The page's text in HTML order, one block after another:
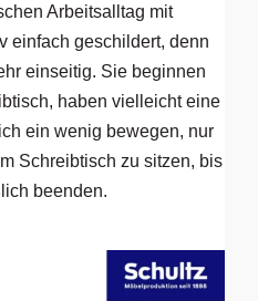
Arbeitsalltag mit
einfach geschildert, denn
einseitig. Sie beginnen
haben vielleicht eine
ein wenig bewegen, nur
Schreibtisch zu sitzen, bis
beenden.